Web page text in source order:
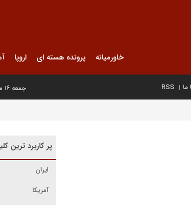
خاورمیانه پرونده هسته ای اروپا
ما RSS جمعه ۱۶ مرداد ۱۴۰۵
پر کاربرد ترین
ایران
آمریکا